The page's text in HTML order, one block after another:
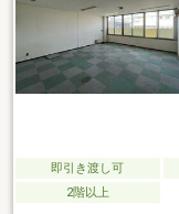
即引き渡し可
2階以上